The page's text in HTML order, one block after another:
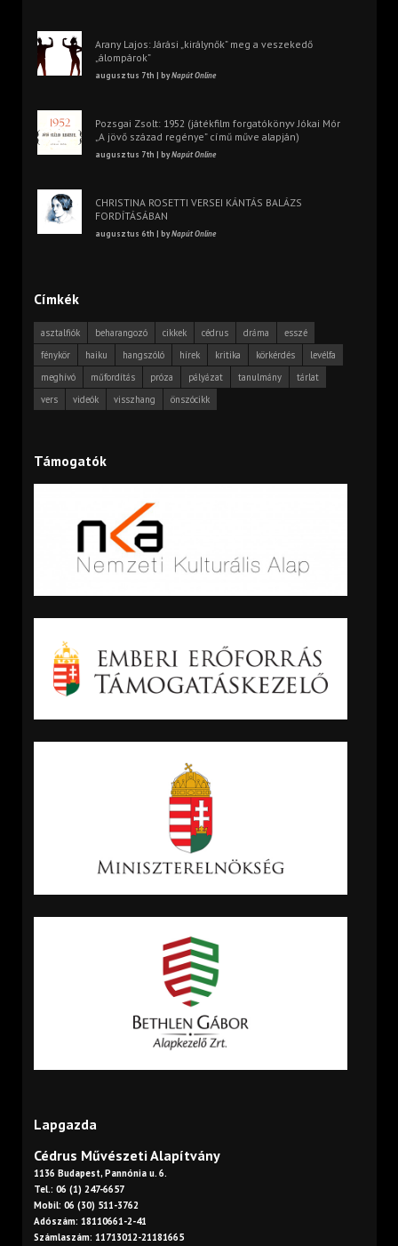
Arany Lajos: Járási „királynők” meg a veszekedő
„álompárok”
augusztus 7th | byNapút Online
Pozsgai Zsolt: 1952 (játékfilm forgatókönyv Jókai Mór
„A jövő század regénye” című műve alapján)
augusztus 7th | byNapút Online
CHRISTINA ROSETTI VERSEI KÁNTÁS BALÁZS
FORDÍTÁSÁBAN
augusztus 6th | byNapút Online
Címkék
asztalfiók beharangozó cikkek cédrus dráma
esszé
fénykör
haiku hangszóló hírek kritika körkérdés
levélfa
meghívó
műfordítás próza pályázat tanulmány
tárlat
vers
videók visszhang önszócikk
Támogatók
Lapgazda
Cédrus Művészeti Alapítvány
1136 Budapest, Pannónia u. 6.
Tel.: 06 (1) 247-6657
Mobil: 06 (30) 511-3762
Adószám: 18110661-2-41
Számlaszám: 11713012-21181665